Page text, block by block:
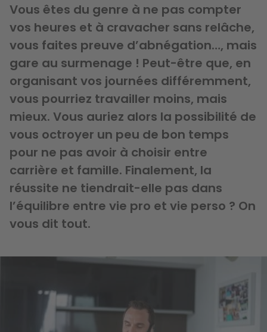
Vous êtes du genre à ne pas compter
vos heures et à cravacher sans relâche,
vous faites preuve d’abnégation…, mais
gare au surmenage ! Peut-être que, en
organisant vos journées différemment,
vous pourriez travailler moins, mais
mieux. Vous auriez alors la possibilité de
vous octroyer un peu de bon temps
pour ne pas avoir à choisir entre
carrière et famille. Finalement, la
réussite ne tiendrait-elle pas dans
l’équilibre entre vie pro et vie perso ? On
vous dit tout.